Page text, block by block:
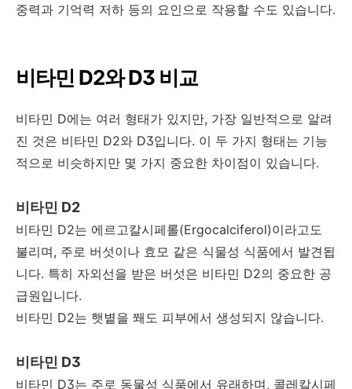
중력과 기억력 저하 등의 요인으로 작용할 수도 있습니다.
비타민 D2와 D3 비교
비타민 D에는 여러 형태가 있지만, 가장 일반적으로 알려
진 것은 비타민 D2와 D3입니다. 이 두 가지 형태는 기능
적으로 비슷하지만 몇 가지 중요한 차이점이 있습니다.
비타민 D2
비타민 D2는 에르고칼시페롤(Ergocalciferol)이라고도
불리며, 주로 버섯이나 효모 같은 식물성 식품에서 발견됩
니다. 특히 자외선을 받은 버섯은 비타민 D2의 중요한 공
급원입니다.
비타민 D2는 햇볕을 쫴도 피부에서 생성되지 않습니다.
비타민 D3
비타민 D3는 주로 동물성 식품에서 유래하며, 콜레칼시페